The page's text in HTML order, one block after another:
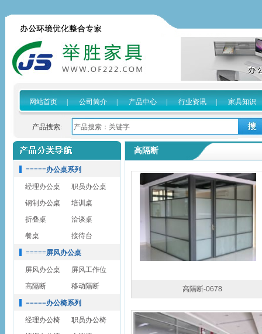
网站首页 公司简介 产品中心 行业资讯 家具知识
产品搜索:
=====办公桌系列
经理办公桌
职员办公桌
钢制办公桌
培训桌
折叠桌
洽谈桌
餐桌
接待台
=====屏风办公桌
屏风办公桌
屏风工作位
高隔断
移动隔断
=====办公椅系列
经理办公椅
职员办公椅
高隔断
高隔断-0678